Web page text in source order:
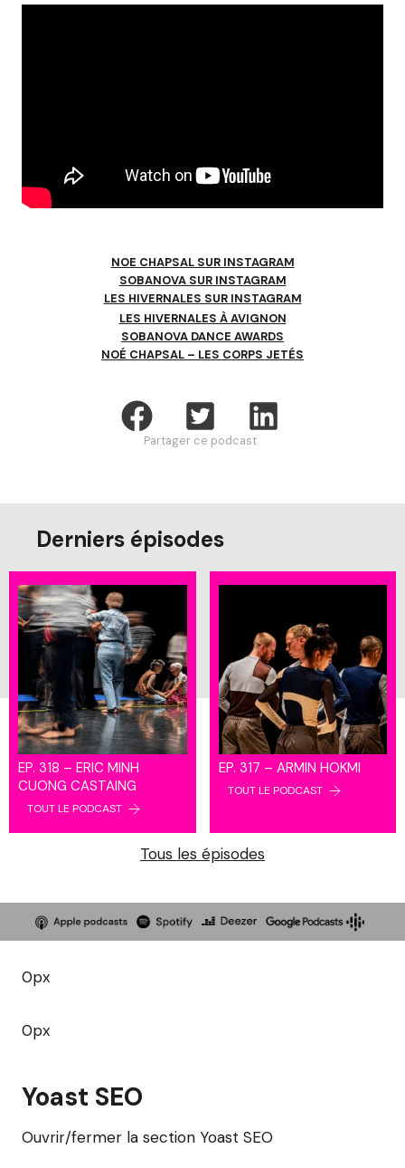
NOE CHAPSAL SUR INSTAGRAM
SOBANOVA SUR INSTAGRAM
LES HIVERNALES SUR INSTAGRAM
LES HIVERNALES À AVIGNON
SOBANOVA DANCE AWARDS
NOÉ CHAPSAL – LES CORPS JETÉS
Partager ce podcast
Derniers épisodes
EP. 318 – ERIC MINH
CUONG CASTAING
TOUT LE PODCAST
EP. 317 – ARMIN HOKMI
TOUT LE PODCAST
Tous les épisodes
0px
0px
Yoast SEO
Ouvrir/fermer la section Yoast SEO